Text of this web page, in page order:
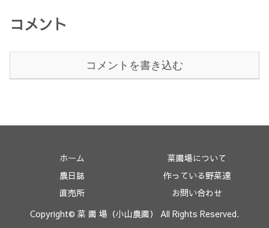
コメント
コメントを書き込む
ホーム
菜園場について
農日誌
作っている野菜達
直売所
お問い合わせ
Copyright© 菜 園 場（小山農園） All Rights Reserved.